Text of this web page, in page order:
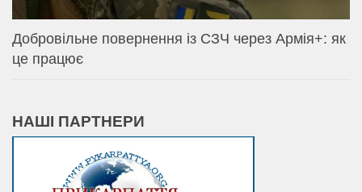
Добровільне повернення із СЗЧ через Армія+: як
це працює
НАШІ ПАРТНЕРИ